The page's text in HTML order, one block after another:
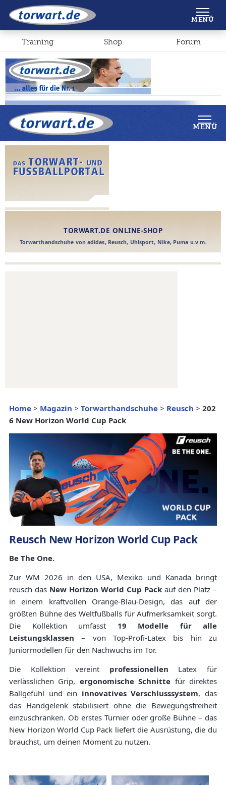
Shop Forum
MENÜ
Home > Magazin > Torwarthandschuhe > Reusch > 202
6 New Horizon World Cup Pack
Reusch New Horizon World Cup Pack
Be The One.
Zur WM 2026 in den USA, Mexiko und Kanada bringt
reusch das New Horizon World Cup Pack auf den Platz –
in einem kraftvollen Orange-Blau-Design, das auf der
größten Bühne des Weltfußballs für Aufmerksamkeit sorgt.
Die Kollektion umfasst 19 Modelle für alle
Leistungsklassen – von Top-Profi-Latex bis hin zu
Juniormodellen für den Nachwuchs im Tor.
Die Kollektion vereint professionellen Latex für
verlässlichen Grip, ergonomische Schnitte für direktes
Ballgefühl und ein innovatives Verschlusssystem, das
das Handgelenk stabilisiert ohne die Bewegungsfreiheit
einzuschränken. Ob erstes Turnier oder große Bühne – das
New Horizon World Cup Pack liefert die Ausrüstung, die du
brauchst, um deinen Moment zu nutzen.